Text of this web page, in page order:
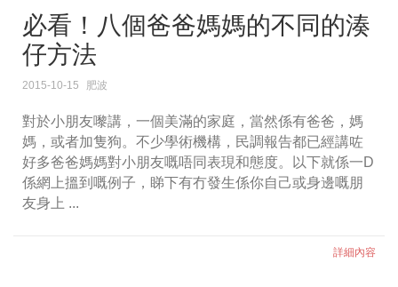
必看！八個爸爸媽媽的不同的湊
仔方法
2015-10-15 肥波
對於小朋友嚟講，一個美滿的家庭，當然係有爸爸，媽
媽，或者加隻狗。不少學術機構，民調報告都已經講咗
好多爸爸媽媽對小朋友嘅唔同表現和態度。以下就係一D
係網上搵到嘅例子，睇下有冇發生係你自己或身邊嘅朋
友身上 ...
詳細內容